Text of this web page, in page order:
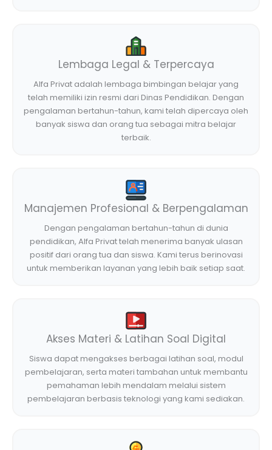
Lembaga Legal & Terpercaya
Alfa Privat adalah lembaga bimbingan belajar yang
telah memiliki izin resmi dari Dinas Pendidikan. Dengan
pengalaman bertahun-tahun, kami telah dipercaya oleh
banyak siswa dan orang tua sebagai mitra belajar
terbaik.
Manajemen Profesional & Berpengalaman
Dengan pengalaman bertahun-tahun di dunia
pendidikan, Alfa Privat telah menerima banyak ulasan
positif dari orang tua dan siswa. Kami terus berinovasi
untuk memberikan layanan yang lebih baik setiap saat.
Akses Materi & Latihan Soal Digital
Siswa dapat mengakses berbagai latihan soal, modul
pembelajaran, serta materi tambahan untuk membantu
pemahaman lebih mendalam melalui sistem
pembelajaran berbasis teknologi yang kami sediakan.